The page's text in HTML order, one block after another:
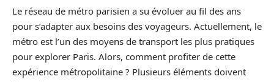
Le réseau de métro parisien a su évoluer au fil des ans
pour s’adapter aux besoins des voyageurs. Actuellement, le
métro est l’un des moyens de transport les plus pratiques
pour explorer Paris. Alors, comment profiter de cette
expérience métropolitaine ? Plusieurs éléments doivent